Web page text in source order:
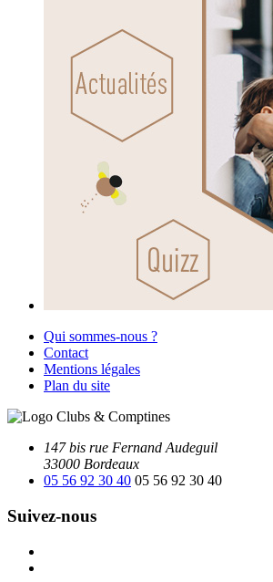
Qui sommes-nous ?
Contact
Mentions légales
Plan du site
147 bis rue Fernand Audeguil
33000 Bordeaux
05 56 92 30 40 05 56 92 30 40
Suivez-nous